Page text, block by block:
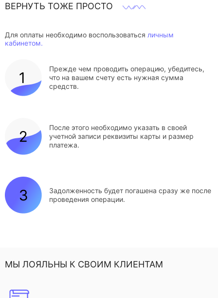
ВЕРНУТЬ ТОЖЕ ПРОСТО
Для оплаты необходимо воспользоваться личным
кабинетом.
Прежде чем проводить операцию, убедитесь,
что на вашем счету есть нужная сумма
средств.
После этого необходимо указать в своей
учетной записи реквизиты карты и размер
платежа.
Задолженность будет погашена сразу же после
проведения операции.
МЫ ЛОЯЛЬНЫ К СВОИМ КЛИЕНТАМ